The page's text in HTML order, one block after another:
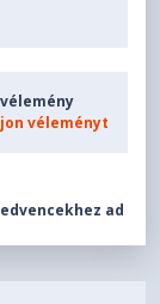
véleményt
ad